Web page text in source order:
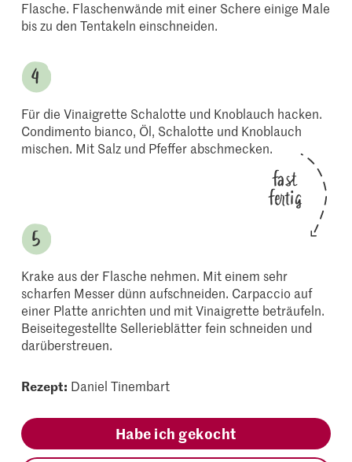
Flasche. Flaschenwände mit einer Schere einige Male
bis zu den Tentakeln einschneiden.
Für die Vinaigrette Schalotte und Knoblauch hacken.
Condimento bianco, Öl, Schalotte und Knoblauch
mischen. Mit Salz und Pfeffer abschmecken.
fast
fertig
Krake aus der Flasche nehmen. Mit einem sehr
scharfen Messer dünn aufschneiden. Carpaccio auf
einer Platte anrichten und mit Vinaigrette beträufeln.
Beiseitegestellte Sellerieblätter fein schneiden und
darüberstreuen.
Rezept: Daniel Tinembart
Habe ich gekocht